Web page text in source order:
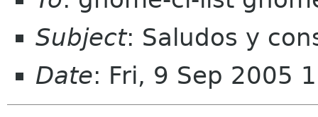
Subject: Saludos y
Date: Fri, 9 Sep 2005